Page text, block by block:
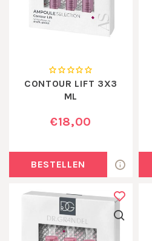
CONTOUR LIFT 3X3
ML
€18,00
BESTELLEN